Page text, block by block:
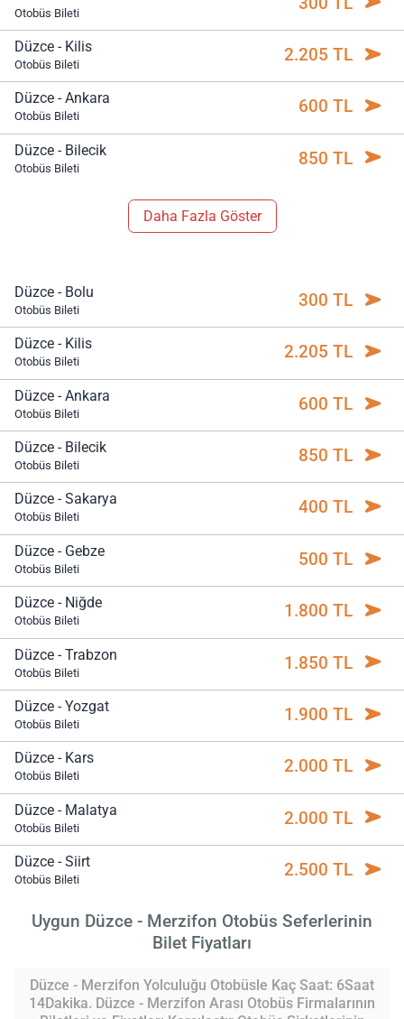
Otobüs Bileti
Düzce - Kilis
Otobüs Bileti 2.205 TL
Düzce - Ankara
Otobüs Bileti 600 TL
Düzce - Bilecik
Otobüs Bileti 850 TL
Daha Fazla Göster
Düzce - Bolu
Otobüs Bileti 300 TL
Düzce - Kilis
Otobüs Bileti 2.205 TL
Düzce - Ankara
Otobüs Bileti 600 TL
Düzce - Bilecik
Otobüs Bileti 850 TL
Düzce - Sakarya
Otobüs Bileti 400 TL
Düzce - Gebze
Otobüs Bileti 500 TL
Düzce - Niğde
Otobüs Bileti 1.800 TL
Düzce - Trabzon
Otobüs Bileti 1.850 TL
Düzce - Yozgat
Otobüs Bileti 1.900 TL
Düzce - Kars
Otobüs Bileti 2.000 TL
Düzce - Malatya
Otobüs Bileti 2.000 TL
Düzce - Siirt
Otobüs Bileti 2.500 TL
Uygun Düzce - Merzifon Otobüs Seferlerinin
Bilet Fiyatları
Düzce - Merzifon Yolculuğu Otobüsle Kaç Saat: 6Saat
14Dakika. Düzce - Merzifon Arası Otobüs Firmalarının